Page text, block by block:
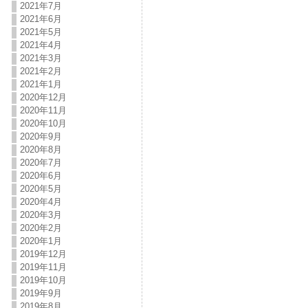
2021年7月
2021年6月
2021年5月
2021年4月
2021年3月
2021年2月
2021年1月
2020年12月
2020年11月
2020年10月
2020年9月
2020年8月
2020年7月
2020年6月
2020年5月
2020年4月
2020年3月
2020年2月
2020年1月
2019年12月
2019年11月
2019年10月
2019年9月